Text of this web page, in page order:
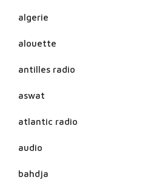
algerie
alouette
antilles radio
aswat
atlantic radio
audio
bahdja